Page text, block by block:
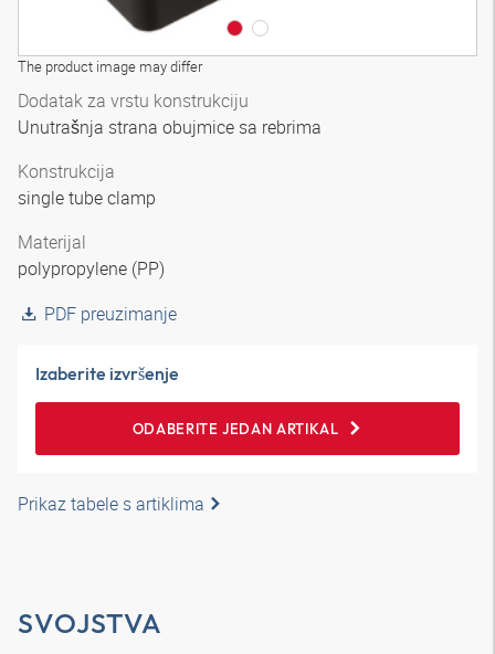
The product image may differ
Dodatak za vrstu konstrukciju
Unutrašnja strana obujmice sa rebrima
Konstrukcija
single tube clamp
Materijal
polypropylene (PP)
PDF preuzimanje
Izaberite izvršenje
ODABERITE JEDAN ARTIKAL
Prikaz tabele s artiklima
SVOJSTVA